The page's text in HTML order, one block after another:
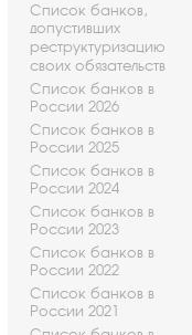
Список банков,
допустивших
реструктуризацию
своих обязательств
Список банков в
России 2026
Список банков в
России 2025
Список банков в
России 2024
Список банков в
России 2023
Список банков в
России 2022
Список банков в
России 2021